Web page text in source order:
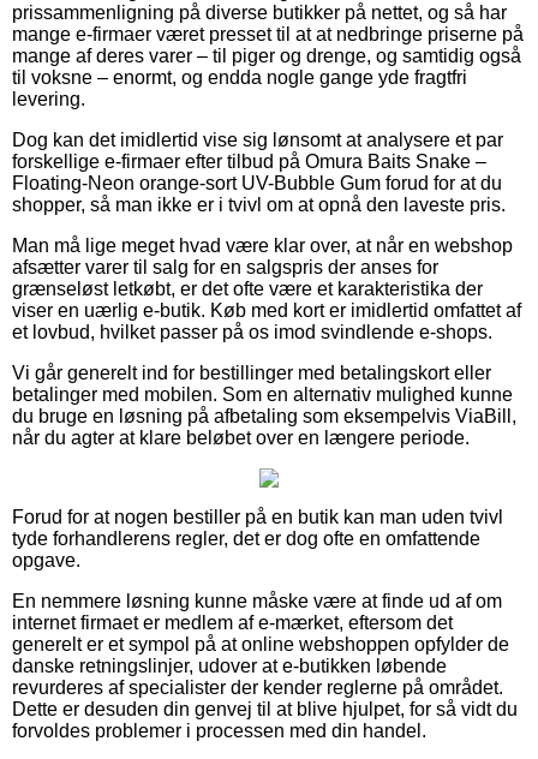
prissammenligning på diverse butikker på nettet, og så har
mange e-firmaer været presset til at at nedbringe priserne på
mange af deres varer – til piger og drenge, og samtidig også
til voksne – enormt, og endda nogle gange yde fragtfri
levering.
Dog kan det imidlertid vise sig lønsomt at analysere et par
forskellige e-firmaer efter tilbud på Omura Baits Snake –
Floating-Neon orange-sort UV-Bubble Gum forud for at du
shopper, så man ikke er i tvivl om at opnå den laveste pris.
Man må lige meget hvad være klar over, at når en webshop
afsætter varer til salg for en salgspris der anses for
grænseløst letkøbt, er det ofte være et karakteristika der
viser en uærlig e-butik. Køb med kort er imidlertid omfattet af
et lovbud, hvilket passer på os imod svindlende e-shops.
Vi går generelt ind for bestillinger med betalingskort eller
betalinger med mobilen. Som en alternativ mulighed kunne
du bruge en løsning på afbetaling som eksempelvis ViaBill,
når du agter at klare beløbet over en længere periode.
Forud for at nogen bestiller på en butik kan man uden tvivl
tyde forhandlerens regler, det er dog ofte en omfattende
opgave.
En nemmere løsning kunne måske være at finde ud af om
internet firmaet er medlem af e-mærket, eftersom det
generelt er et sympol på at online webshoppen opfylder de
danske retningslinjer, udover at e-butikken løbende
revurderes af specialister der kender reglerne på området.
Dette er desuden din genvej til at blive hjulpet, for så vidt du
forvoldes problemer i processen med din handel.